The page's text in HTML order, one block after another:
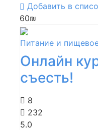
Добавить в
60₪
Питание и
Онлайн
съесть!
8
232
5.0